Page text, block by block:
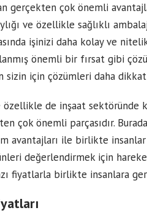
gerçekten çok önemli
ve özellikle sağlıklı
işinizi daha kolay ve
önemli bir fırsat gibi
sizin için çözümleri daha
de inşaat sektöründe
çok önemli parçasıdır.
avantajları ile birlikte
değerlendirmek için
fiyatlarla birlikte insanlara